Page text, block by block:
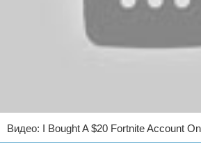
Видео: I Bought A $20 Fortnite Account